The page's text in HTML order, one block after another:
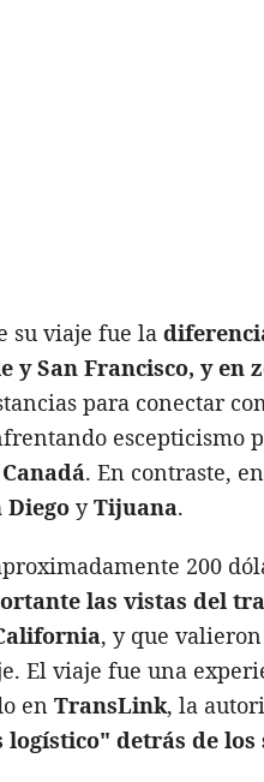
su viaje fue la
y San Francisco, y en
para conectar
escepticismo
Canadá. En contraste,
Diego yTijuana.
200
las vistas del
, y que
El viaje fue una
en TransLink, la
detrás de los